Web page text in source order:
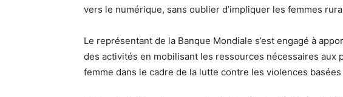
vers le numérique, sans oublier d’impliquer les femmes
Le représentant de la Banque Mondiale s’est engagé à
des activités en mobilisant les ressources nécessaires aux
femme dans le cadre de la lutte contre les violences